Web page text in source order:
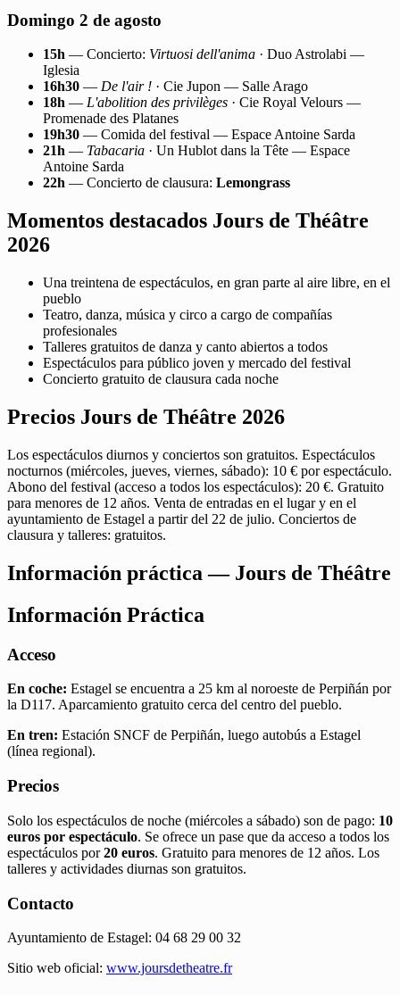
Domingo 2 de agosto
15h — Concierto: Virtuosi dell'anima · Duo Astrolabi —
Iglesia
16h30 — De l'air ! · Cie Jupon — Salle Arago
18h — L'abolition des privilèges · Cie Royal Velours —
Promenade des Platanes
19h30 — Comida del festival — Espace Antoine Sarda
21h — Tabacaria · Un Hublot dans la Tête — Espace
Antoine Sarda
22h — Concierto de clausura: Lemongrass
Momentos destacados Jours de Théâtre
2026
Una treintena de espectáculos, en gran parte al aire libre, en el
pueblo
Teatro, danza, música y circo a cargo de compañías
profesionales
Talleres gratuitos de danza y canto abiertos a todos
Espectáculos para público joven y mercado del festival
Concierto gratuito de clausura cada noche
Precios Jours de Théâtre 2026
Los espectáculos diurnos y conciertos son gratuitos. Espectáculos
nocturnos (miércoles, jueves, viernes, sábado): 10 € por espectáculo.
Abono del festival (acceso a todos los espectáculos): 20 €. Gratuito
para menores de 12 años. Venta de entradas en el lugar y en el
ayuntamiento de Estagel a partir del 22 de julio. Conciertos de
clausura y talleres: gratuitos.
Información práctica — Jours de Théâtre
Información Práctica
Acceso
En coche: Estagel se encuentra a 25 km al noroeste de Perpiñán por
la D117. Aparcamiento gratuito cerca del centro del pueblo.
En tren: Estación SNCF de Perpiñán, luego autobús a Estagel
(línea regional).
Precios
Solo los espectáculos de noche (miércoles a sábado) son de pago: 10
euros por espectáculo. Se ofrece un pase que da acceso a todos los
espectáculos por20 euros. Gratuito para menores de 12 años. Los
talleres y actividades diurnas son gratuitos.
Contacto
Ayuntamiento de Estagel: 04 68 29 00 32
Sitio web oficial: www.joursdetheatre.fr